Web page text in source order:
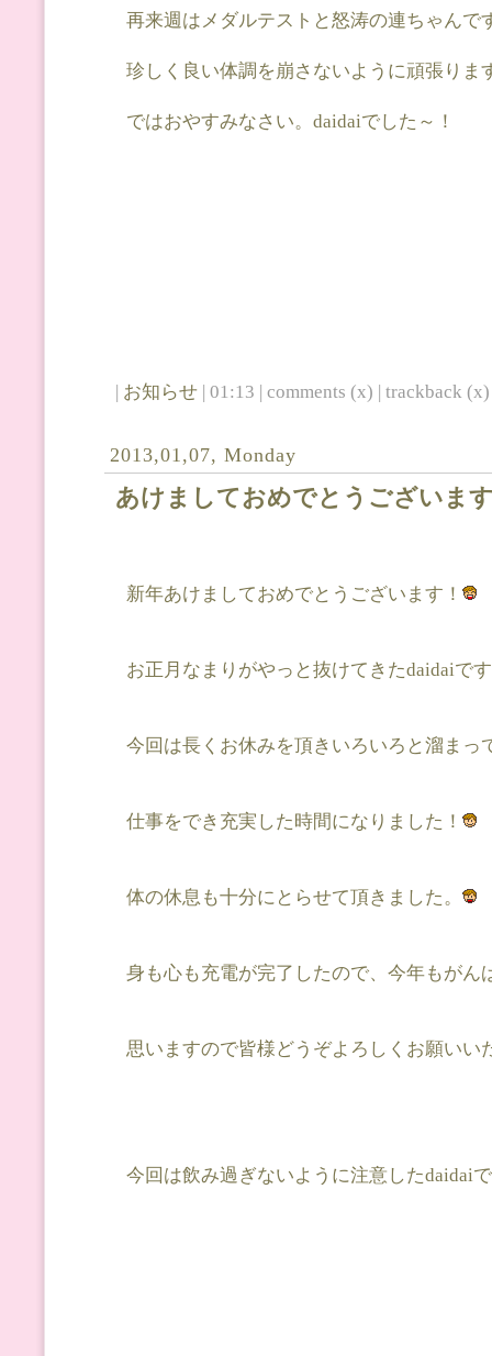
再来週はメダルテストと怒涛の連ちゃんで
珍しく良い体調を崩さないように頑張りま
ではおやすみなさい。daidaiでした～！
| お知らせ | 01:13 | comments (x) | trackback (x)
2013,01,07, Monday
あけましておめでとうございま
新年あけましておめでとうございます！
お正月なまりがやっと抜けてきたdaidaiで
今回は長くお休みを頂きいろいろと溜まっ
仕事をでき充実した時間になりました！
体の休息も十分にとらせて頂きました。
身も心も充電が完了したので、今年もがん
思いますので皆様どうぞよろしくお願いい
今回は飲み過ぎないように注意したdaidai